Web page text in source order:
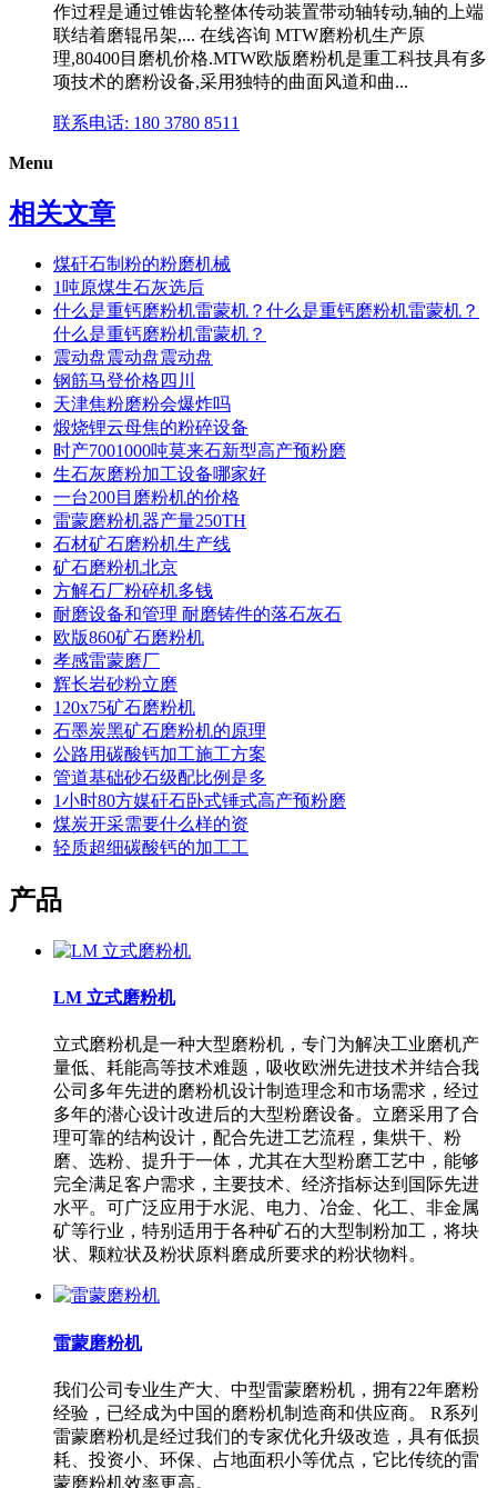
作过程是通过锥齿轮整体传动装置带动轴转动,轴的上端
联结着磨辊吊架,... 在线咨询 MTW磨粉机生产原
理,80400目磨机价格.MTW欧版磨粉机是重工科技具有多
项技术的磨粉设备,采用独特的曲面风道和曲...
联系电话: 180 3780 8511
Menu
相关文章
煤矸石制粉的粉磨机械
1吨原煤生石灰选后
什么是重钙磨粉机雷蒙机？什么是重钙磨粉机雷蒙机？
什么是重钙磨粉机雷蒙机？
震动盘震动盘震动盘
钢筋马登价格四川
天津焦粉磨粉会爆炸吗
煅烧锂云母焦的粉碎设备
时产7001000吨莫来石新型高产预粉磨
生石灰磨粉加工设备哪家好
一台200目磨粉机的价格
雷蒙磨粉机器产量250TH
石材矿石磨粉机生产线
矿石磨粉机北京
方解石厂粉碎机多钱
耐磨设备和管理 耐磨铸件的落石灰石
欧版860矿石磨粉机
孝感雷蒙磨厂
辉长岩砂粉立磨
120x75矿石磨粉机
石墨炭黑矿石磨粉机的原理
公路用碳酸钙加工施工方案
管道基础砂石级配比例是多
1小时80方媒矸石卧式锤式高产预粉磨
煤炭开采需要什么样的资
轻质超细碳酸钙的加工工
产品
LM 立式磨粉机
立式磨粉机是一种大型磨粉机，专门为解决工业磨机产
量低、耗能高等技术难题，吸收欧洲先进技术并结合我
公司多年先进的磨粉机设计制造理念和市场需求，经过
多年的潜心设计改进后的大型粉磨设备。立磨采用了合
理可靠的结构设计，配合先进工艺流程，集烘干、粉
磨、选粉、提升于一体，尤其在大型粉磨工艺中，能够
完全满足客户需求，主要技术、经济指标达到国际先进
水平。可广泛应用于水泥、电力、冶金、化工、非金属
矿等行业，特别适用于各种矿石的大型制粉加工，将块
状、颗粒状及粉状原料磨成所要求的粉状物料。
雷蒙磨粉机
我们公司专业生产大、中型雷蒙磨粉机，拥有22年磨粉
经验，已经成为中国的磨粉机制造商和供应商。 R系列
雷蒙磨粉机是经过我们的专家优化升级改造，具有低损
耗、投资小、环保、占地面积小等优点，它比传统的雷
蒙磨粉机效率更高。